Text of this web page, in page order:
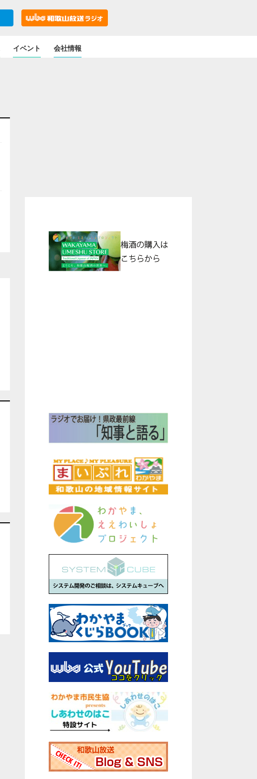
イベント 会社情報